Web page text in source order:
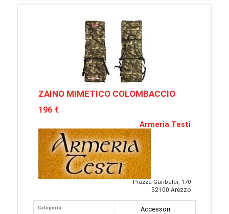
ZAINO MIMETICO COLOMBACCIO
196 €
Armeria Testi
Piazza Garibaldi, 170
52100 Arezzo
Categoria
Accessori